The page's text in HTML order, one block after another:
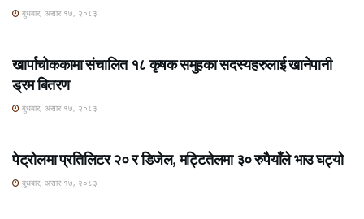
बुधबार, असार १७, २०८३
खार्पाचोककामा संचालित १८ कृषक समुहका सदस्यहरुलाई खानेपानी
ड्रम बितरण
बुधबार, असार १७, २०८३
पेट्रोलमा प्रतिलिटर २० र डिजेल, मट्टितेलमा ३० रुपैयाँले भाउ घट्यो
बुधबार, असार १७, २०८३